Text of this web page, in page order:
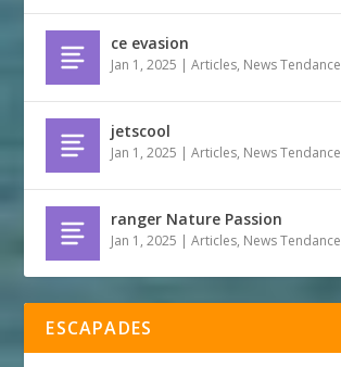
ce evasion
Jan 1, 2025 |Articles, News Tendance
jetscool
Jan 1, 2025 |Articles, News Tendance
ranger Nature Passion
Jan 1, 2025 |Articles, News Tendance
ESCAPADES